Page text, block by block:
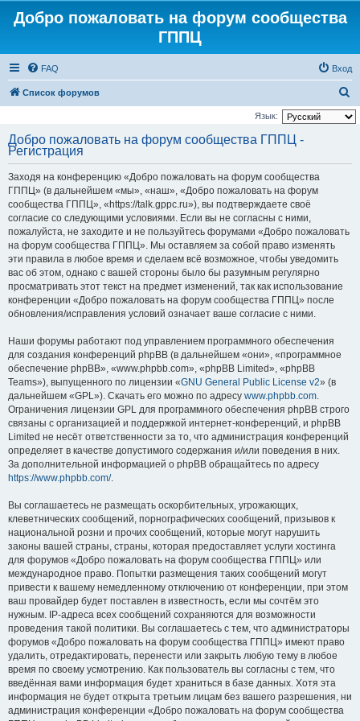
Добро пожаловать на форум сообщества
ГППЦ
FAQ Вход
Список форумов
о
Язык:
Добро пожаловать на форум сообщества ГППЦ -
Регистрация
Заходя на конференцию «Добро пожаловать на форум сообщества
ГППЦ» (в дальнейшем «мы», «наш», «Добро пожаловать на форум
сообщества ГППЦ», «https://talk.gppc.ru»), вы подтверждаете своё
согласие со следующими условиями. Если вы не согласны с ними,
пожалуйста, не заходите и не пользуйтесь форумами «Добро пожаловать
на форум сообщества ГППЦ». Мы оставляем за собой право изменять
эти правила в любое время и сделаем всё возможное, чтобы уведомить
вас об этом, однако с вашей стороны было бы разумным регулярно
просматривать этот текст на предмет изменений, так как использование
конференции «Добро пожаловать на форум сообщества ГППЦ» после
обновления/исправления условий означает ваше согласие с ними.
Наши форумы работают под управлением программного обеспечения
для создания конференций phpBB (в дальнейшем «они», «программное
обеспечение phpBB», «www.phpbb.com», «phpBB Limited», «phpBB
Teams»), выпущенного по лицензии «GNU General Public License v2» (в
дальнейшем «GPL»). Скачать его можно по адресу www.phpbb.com.
Ограничения лицензии GPL для программного обеспечения phpBB строго
связаны с организацией и поддержкой интернет-конференций, и phpBB
Limited не несёт ответственности за то, что администрация конференций
определяет в качестве допустимого содержания и/или поведения в них.
За дополнительной информацией о phpBB обращайтесь по адресу
https://www.phpbb.com/.
Вы соглашаетесь не размещать оскорбительных, угрожающих,
клеветнических сообщений, порнографических сообщений, призывов к
национальной розни и прочих сообщений, которые могут нарушить
законы вашей страны, страны, которая предоставляет услуги хостинга
для форумов «Добро пожаловать на форум сообщества ГППЦ» или
международное право. Попытки размещения таких сообщений могут
привести к вашему немедленному отключению от конференции, при этом
ваш провайдер будет поставлен в известность, если мы сочтём это
нужным. IP-адреса всех сообщений сохраняются для возможности
проведения такой политики. Вы соглашаетесь с тем, что администраторы
форумов «Добро пожаловать на форум сообщества ГППЦ» имеют право
удалить, отредактировать, перенести или закрыть любую тему в любое
время по своему усмотрению. Как пользователь вы согласны с тем, что
введённая вами информация будет храниться в базе данных. Хотя эта
информация не будет открыта третьим лицам без вашего разрешения, ни
администрация конференции «Добро пожаловать на форум сообщества